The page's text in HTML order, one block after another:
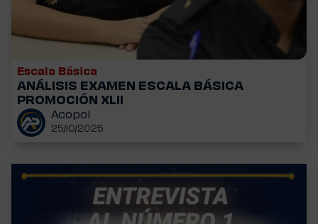
Escala Básica
ANÁLISIS EXAMEN ESCALA BÁSICA
PROMOCIÓN XLII
Acopol
25/10/2025